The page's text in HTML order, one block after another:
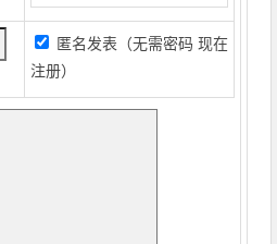
匿名发表（无需密码现在
注册）